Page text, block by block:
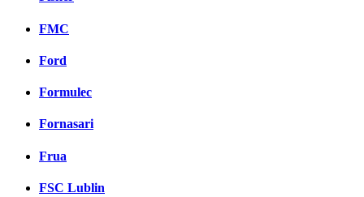
FMC
Ford
Formulec
Fornasari
Frua
FSC Lublin